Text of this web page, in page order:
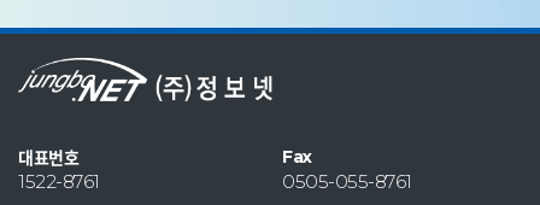
대표번호
1522-8761
Fax
0505-055-8761